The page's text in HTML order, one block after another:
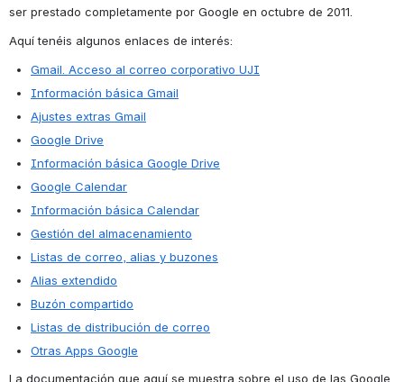
ser prestado completamente por Google en octubre de 2011.
Aquí tenéis algunos enlaces de interés:
Gmail. Acceso al correo corporativo UJI
Información básica Gmail
Ajustes extras Gmail
Google Drive
Información básica Google Drive
Google Calendar
Información básica Calendar
Gestión del almacenamiento
Listas de correo, alias y buzones
Alias extendido
Buzón compartido
Listas de distribución de correo
Otras Apps Google
La documentación que aquí se muestra sobre el uso de las Google